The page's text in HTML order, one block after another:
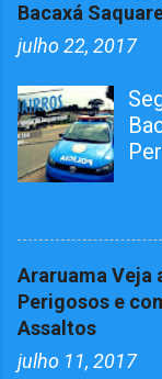
Bacaxá
julho 22, 2017
Araruama Veja
Perigosos e
Assaltos
julho 11, 2017